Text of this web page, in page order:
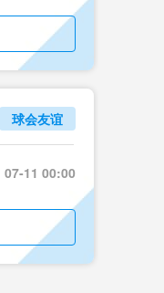
球会友谊
07-11 00:00